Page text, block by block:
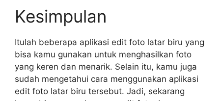
Kesimpulan
Itulah beberapa aplikasi edit foto latar biru yang
bisa kamu gunakan untuk menghasilkan foto
yang keren dan menarik. Selain itu, kamu juga
sudah mengetahui cara menggunakan aplikasi
edit foto latar biru tersebut. Jadi, sekarang